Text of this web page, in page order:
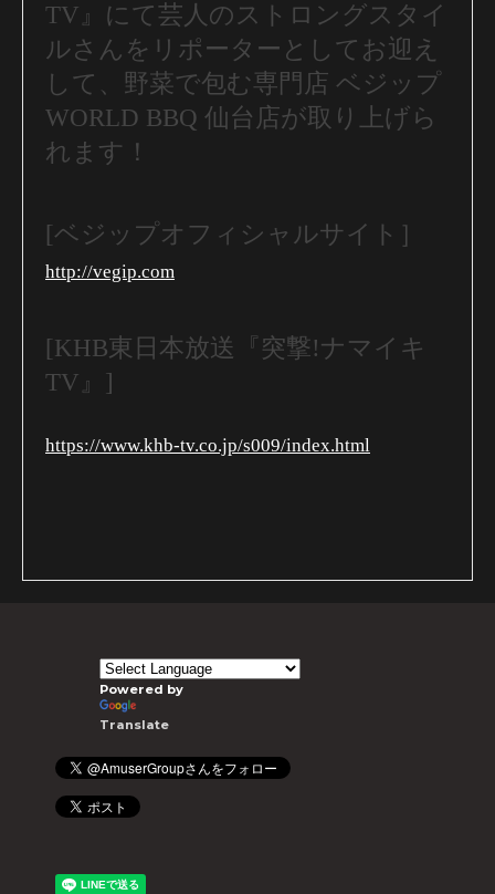
TV 』にて芸人のストロングスタイ
ルさんをリポーターとしてお迎え
して、野菜で包む専門店 ベジップ
WORLD BBQ 仙台店が取り上げら
れます！
[ベジップオフィシャルサイト］
http://vegip.com
[KHB東日本放送『突撃!ナマイキ
TV 』]
https://www.khb-tv.co.jp/s009/index.html
Powered by
Translate